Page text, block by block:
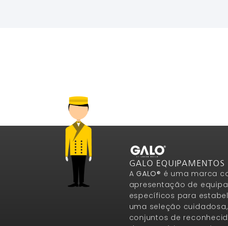
GALO EQUIPAMENTOS
AGALO® é uma marca
apresentação de
específicos para
uma seleção
conjuntos de